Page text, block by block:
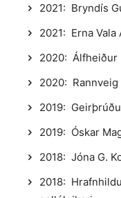
2021: Bryndís
2021: Erna
2020: Álfheiður
2020:
2019:
2019: Óskar
2018: Jóna G.
2018: